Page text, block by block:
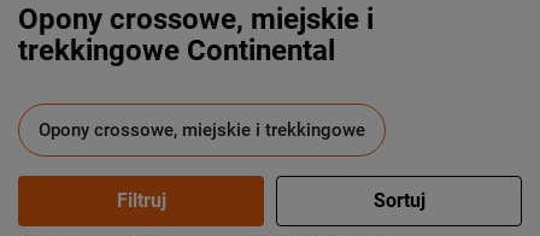
Opony crossowe, miejskie i
trekkingowe Continental
Opony crossowe, miejskie i trekkingowe